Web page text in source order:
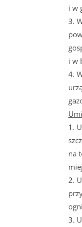
i w
3.
i w
4.
1.
na
2.
3.